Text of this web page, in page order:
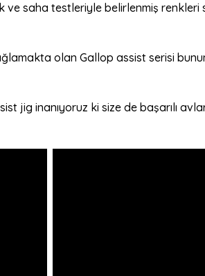
saha testleriyle belirlenmiş renkleri
olan Gallop assist serisi
jig inanıyoruz ki size de başarılı